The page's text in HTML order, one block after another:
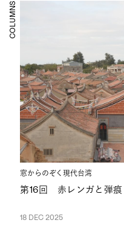
COLUMNS
窓からのぞく現代台湾
第16回 赤レンガと弾
18 DEC 2025